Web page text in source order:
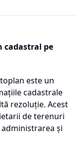
cadastral pe
este un
cadastrale
rezoluție. Acest
de terenuri
și